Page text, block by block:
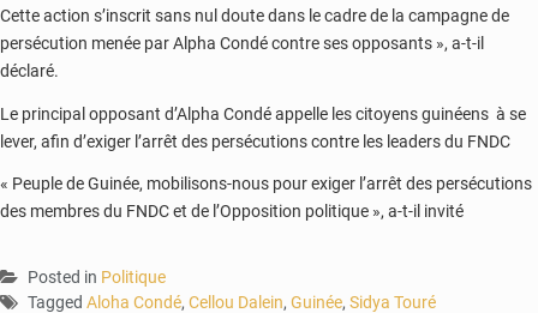
Cette action s’inscrit sans nul doute dans le cadre de la campagne de
persécution menée par Alpha Condé contre ses opposants », a-t-il
déclaré.
Le principal opposant d’Alpha Condé appelle les citoyens guinéens à se
lever, afin d’exiger l’arrêt des persécutions contre les leaders du FNDC
« Peuple de Guinée, mobilisons-nous pour exiger l’arrêt des persécutions
des membres du FNDC et de l’Opposition politique », a-t-il invité
Posted in Politique
Tagged Aloha Condé, Cellou Dalein, Guinée, Sidya Touré